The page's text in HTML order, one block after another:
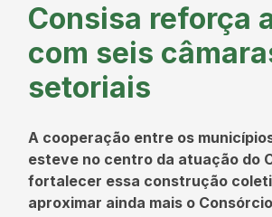
Consisa reforça
com seis
setoriais
A cooperação entre os
esteve no centro da atuação do
fortalecer essa construção
aproximar ainda mais o